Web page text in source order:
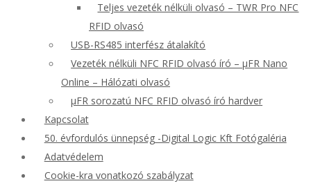
Teljes vezeték nélküli olvasó – TWR Pro NFC
RFID olvasó
USB-RS485 interfész átalakító
Vezeték nélküli NFC RFID olvasó író – μFR Nano
Online – Hálózati olvasó
μFR sorozatú NFC RFID olvasó író hardver
Kapcsolat
50. évfordulós ünnepség -Digital Logic Kft Fotógaléria
Adatvédelem
Cookie-kra vonatkozó szabályzat